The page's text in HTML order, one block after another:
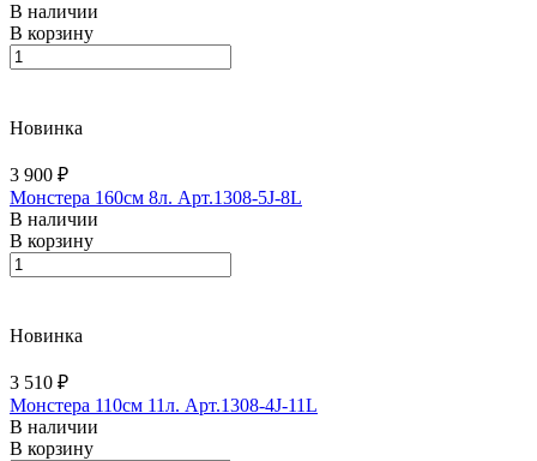
В наличии
В корзину
Новинка
3 900 ₽
Монстера 160см 8л. Арт.1308-5J-8L
В наличии
В корзину
Новинка
3 510 ₽
Монстера 110см 11л. Арт.1308-4J-11L
В наличии
В корзину